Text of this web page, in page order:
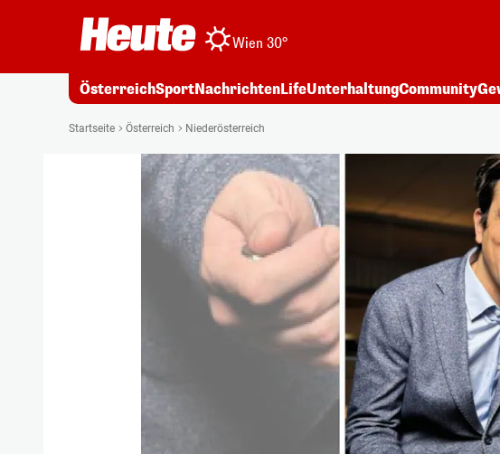
Wien 30°
ÖsterreichSportNachrichtenLifeUnterhaltungCommunity
Startseite Österreich Niederösterreich